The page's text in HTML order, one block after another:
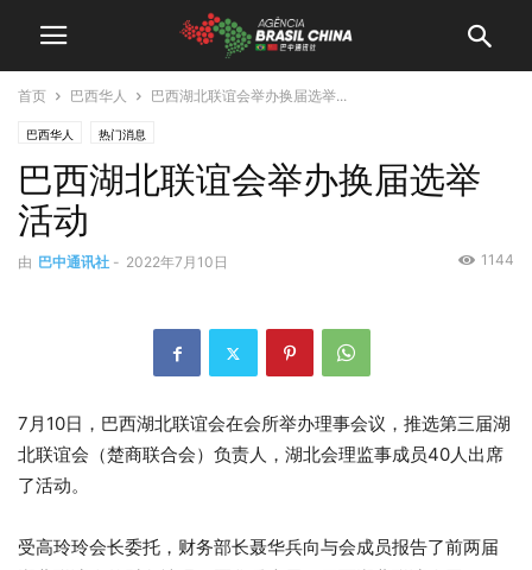
首页 巴西华人 巴西湖北联谊会举办换届选举...
巴西华人 热门消息
巴西湖北联谊会举办换届选举
活动
由 巴中通讯社 - 2022年7月10日 1144
7月10日，巴西湖北联谊会在会所举办理事会议，推选第三届湖
北联谊会（楚商联合会）负责人，湖北会理监事成员40人出席
了活动。
受高玲玲会长委托，财务部长聂华兵向与会成员报告了前两届